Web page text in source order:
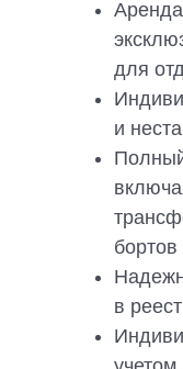
для
и
бортов
в